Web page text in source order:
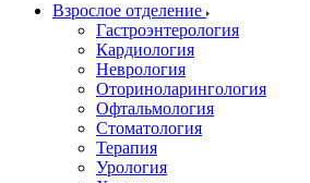
Взрослое отделение
Гастроэнтерология
Кардиология
Неврология
Оториноларингология
Офтальмология
Стоматология
Терапия
Урология